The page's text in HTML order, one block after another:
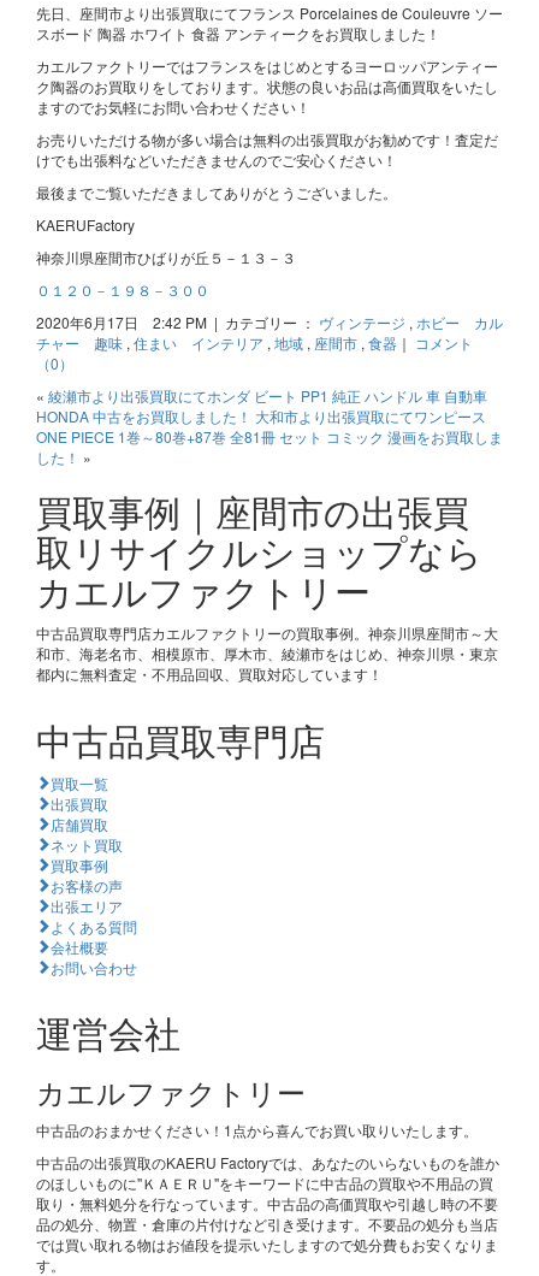
先日、座間市より出張買取にてフランス Porcelaines de Couleuvre ソー
スボード 陶器 ホワイト 食器 アンティークをお買取しました！
カエルファクトリーではフランスをはじめとするヨーロッパアンティー
ク陶器のお買取りをしております。状態の良いお品は高価買取をいたし
ますのでお気軽にお問い合わせください！
お売りいただける物が多い場合は無料の出張買取がお勧めです！査定だ
けでも出張料などいただきませんのでご安心ください！
最後までご覧いただきましてありがとうございました。
KAERUFactory
神奈川県座間市ひばりが丘５－１３－３
０１２０－１９８－３００
2020年6月17日 2:42 PM | カテゴリー ： ヴィンテージ , ホビー カル
チャー 趣味 , 住まい インテリア , 地域 , 座間市 , 食器 ｜ コメント
（0）
« 綾瀬市より出張買取にてホンダ ビート PP1 純正 ハンドル 車 自動車
HONDA 中古をお買取しました！ 大和市より出張買取にてワンピース
ONE PIECE 1巻～80巻+87巻 全81冊 セット コミック 漫画をお買取しま
した！ »
買取事例｜座間市の出張買
取リサイクルショップなら
カエルファクトリー
中古品買取専門店カエルファクトリーの買取事例。神奈川県座間市～大
和市、海老名市、相模原市、厚木市、綾瀬市をはじめ、神奈川県・東京
都内に無料査定・不用品回収、買取対応しています！
中古品買取専門店
買取一覧
出張買取
店舗買取
ネット買取
買取事例
お客様の声
出張エリア
よくある質問
会社概要
お問い合わせ
運営会社
カエルファクトリー
中古品のおまかせください！1点から喜んでお買い取りいたします。
中古品の出張買取のKAERU Factoryでは、あなたのいらないものを誰か
のほしいものに"ＫＡＥＲＵ"をキーワードに中古品の買取や不用品の買
取り・無料処分を行なっています。中古品の高価買取や引越し時の不要
品の処分、物置・倉庫の片付けなど引き受けます。不要品の処分も当店
では買い取れる物はお値段を提示いたしますので処分費もお安くなりま
す。